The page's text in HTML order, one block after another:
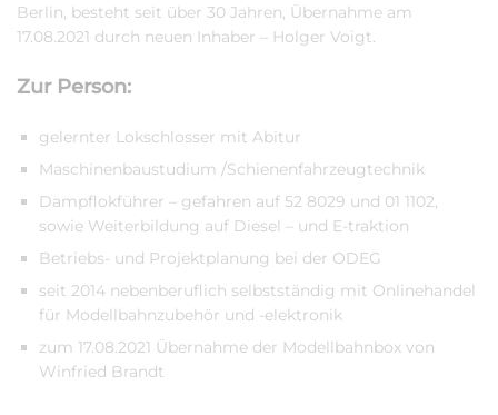
Berlin, besteht seit über 30 Jahren, Übernahme am
17.08.2021 durch neuen Inhaber – Holger Voigt.
Zur Person:
gelernter Lokschlosser mit Abitur
Maschinenbaustudium /Schienenfahrzeugtechnik
Dampflokführer – gefahren auf 52 8029 und 01 1102,
sowie Weiterbildung auf Diesel – und E-traktion
Betriebs- und Projektplanung bei der ODEG
seit 2014 nebenberuflich selbstständig mit Onlinehandel
für Modellbahnzubehör und -elektronik
zum 17.08.2021 Übernahme der Modellbahnbox von
Winfried Brandt